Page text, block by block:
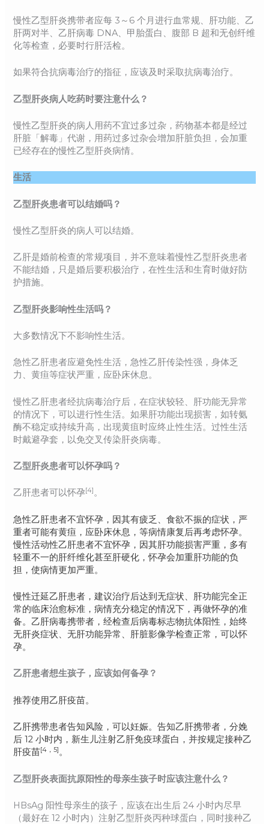
慢性乙型肝炎携带者应每 3～6 个月进行血常规、肝功能、乙
肝两对半、乙肝病毒 DNA、甲胎蛋白、腹部 B 超和无创纤维
化等检查，必要时行肝活检。
如果符合抗病毒治疗的指征，应该及时采取抗病毒治疗。
乙型肝炎病人吃药时要注意什么？
慢性乙型肝炎的病人用药不宜过多过杂，药物基本都是经过
肝脏「解毒」代谢，用药过多过杂会增加肝脏负担，会加重
已经存在的慢性乙型肝炎病情。
生活
乙型肝炎患者可以结婚吗？
慢性乙型肝炎的病人可以结婚。
乙肝是婚前检查的常规项目，并不意味着慢性乙型肝炎患者
不能结婚，只是婚后要积极治疗，在性生活和生育时做好防
护措施。
乙型肝炎影响性生活吗？
大多数情况下不影响性生活。
急性乙肝患者应避免性生活，急性乙肝传染性强，身体乏
力、黄疸等症状严重，应卧床休息。
慢性乙肝患者经抗病毒治疗后，在症状较轻、肝功能无异常
的情况下，可以进行性生活。如果肝功能出现损害，如转氨
酶不稳定或持续升高，出现黄疽时应终止性生活。过性生活
时戴避孕套，以免交叉传染肝炎病毒。
乙型肝炎患者可以怀孕吗？
乙肝患者可以怀孕[4]。
急性乙肝患者不宜怀孕，因其有疲乏、食欲不振的症状，严
重者可能有黄疸，应卧床休息，等病情康复后再考虑怀孕。
慢性活动性乙肝患者不宜怀孕，因其肝功能损害严重，多有
轻重不一的肝纤维化甚至肝硬化，怀孕会加重肝功能的负
担，使病情更加严重。
慢性迁延乙肝患者，建议治疗后达到无症状、肝功能完全正
常的临床治愈标准，病情充分稳定的情况下，再做怀孕的准
备。乙肝病毒携带者，经检查后病毒标志物抗体阳性，始终
无肝炎症状、无肝功能异常、肝脏影像学检查正常，可以怀
孕。
乙肝患者想生孩子，应该如何备孕？
推荐使用乙肝疫苗。
乙肝携带患者告知风险，可以妊娠。告知乙肝携带者，分娩
后 12 小时内，新生儿注射乙肝免疫球蛋白，并按规定接种乙
肝疫苗[4，5]。
乙型肝炎表面抗原阳性的母亲生孩子时应该注意什么？
HBsAg 阳性母亲生的孩子，应该在出生后 24 小时内尽早
（最好在 12 小时内）注射乙型肝炎丙种球蛋白，同时接种乙